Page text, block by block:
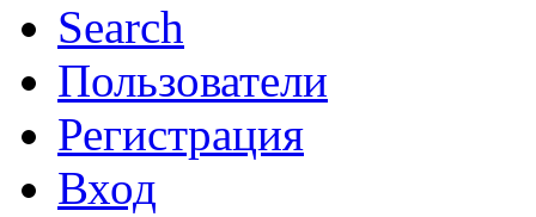
Search
Пользователи
Регистрация
Вход